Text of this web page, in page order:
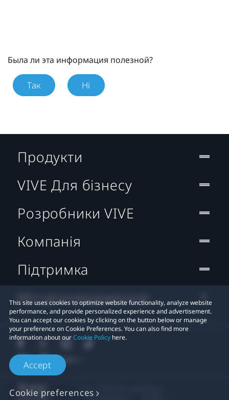
Была ли эта информация полезной?
Так Ні
This site uses cookies to optimize website functionality, analyze website
performance, and provide personalized experience and advertisement.
You can accept our cookies by clicking on the button below or manage
your preference on Cookie Preferences. You can also find more
information about ourCookie Policy here.
Accept
Cookie preferences
Продукти
VIVE Для бізнесу
Розробники VIVE
Компанія
Підтримка
Місцезнаходження:
Правові умови